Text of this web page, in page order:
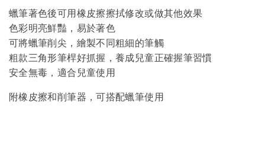
蠟筆著色後可用橡皮擦擦拭修改或做其他效果
色彩明亮鮮豔，易於著色
可將蠟筆削尖，繪製不同粗細的筆觸
粗款三角形筆桿好抓握，養成兒童正確握筆習慣
安全無毒，適合兒童使用
附橡皮擦和削筆器，可搭配蠟筆使用